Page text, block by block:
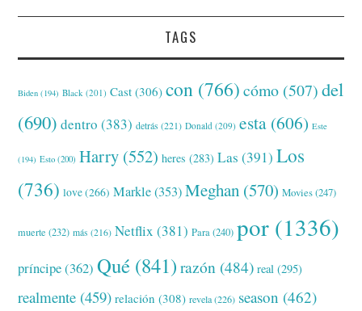
TAGS
Biden (194) Black (201) Cast (306) con (766) cómo (507) del
(690) dentro (383) detrás (221) Donald (209) esta (606) Este
(194) Esto (200) Harry (552) heres (283) Las (391) Los
(736) love(266) Markle(353) Meghan (570) Movies(247)
muerte (232) más (216) Netflix (381) Para(240) por (1336)
príncipe(362) Qué (841) razón (484) real (295)
realmente (459) relación (308) revela(226) season (462)